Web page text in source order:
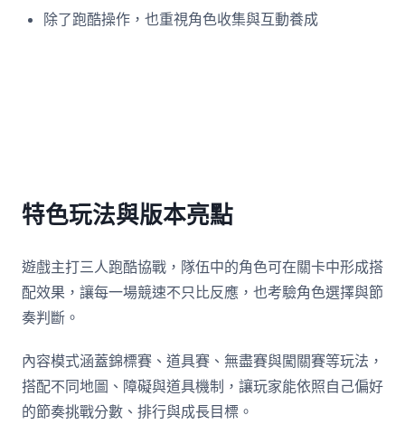
除了跑酷操作，也重視角色收集與互動養成
特色玩法與版本亮點
遊戲主打三人跑酷協戰，隊伍中的角色可在關卡中形成搭
配效果，讓每一場競速不只比反應，也考驗角色選擇與節
奏判斷。
內容模式涵蓋錦標賽、道具賽、無盡賽與闖關賽等玩法，
搭配不同地圖、障礙與道具機制，讓玩家能依照自己偏好
的節奏挑戰分數、排行與成長目標。